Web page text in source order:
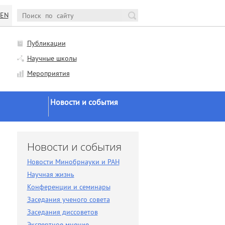
EN
Публикации
Научные школы
Мероприятия
Новости и события
Заседания ученого совета
Заседания диссоветов
Экспертное мнение
Новости и события
Новости Минобрнауки и РАН
Научная жизнь
Конференции и семинары
Заседания ученого совета
Заседания диссоветов